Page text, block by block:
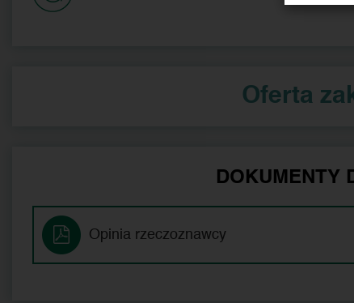
Oferta
DOKUMENTY
Opinia rzeczoznawcy